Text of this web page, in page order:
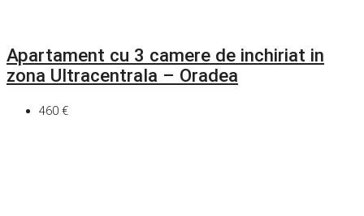
Apartament cu 3 camere de inchiriat in
zona Ultracentrala – Oradea
460 €